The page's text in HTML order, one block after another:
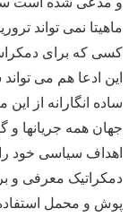
ماهیتا نمی تواند
کسی که برای
این ادعا هم می
ساده انگارانه از
جهان همه جریانها
اهداف سیاسی خود
دمکراتیک معرفی و
پوش و محمل